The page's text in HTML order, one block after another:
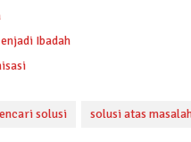
Ibadah
solusi solusi atas